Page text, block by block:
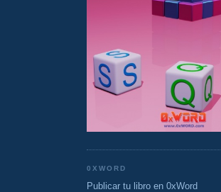
0XWORD
Publicar tu libro en 0xWord